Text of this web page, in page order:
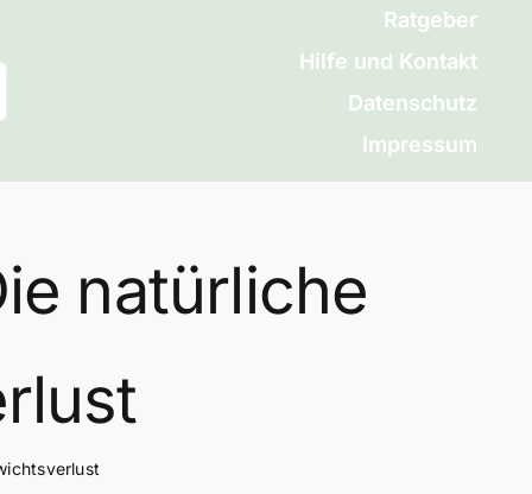
Ratgeber
Hilfe und Kontakt
Datenschutz
Impressum
natürliche